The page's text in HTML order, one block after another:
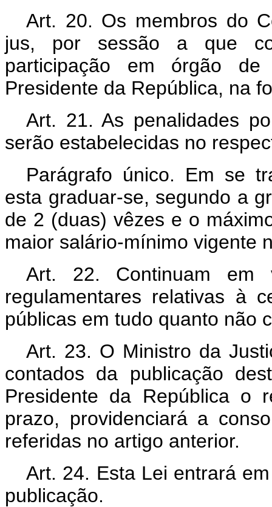
Art. 20. Os membros do
jus, por sessão a que
participação em órgão de
Presidente da República, na
Art. 21. As penalidades
serão estabelecidas no
Parágrafo único. Em se
esta graduar-se, segundo a
de 2 (duas) vêzes e o
maior salário-mínimo vigente
Art. 22. Continuam em
regulamentares relativas à
públicas em tudo quanto não
Art. 23. O Ministro da
contados da publicação
Presidente da República o
prazo, providenciará a
referidas no artigo anterior.
Art. 24. Esta Lei entrará
publicação.